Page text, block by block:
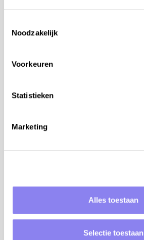
Noodzakelijk
Voorkeuren
Statistieken
Marketing
Alles toestaan
Selectie toestaan
chauffage électrique
poêle à bois
Equipement
Jardin clôturé
Cuisine d'été
BBQ/Plancha
Lit bébé
Terrain de boules
Antenne parabolique